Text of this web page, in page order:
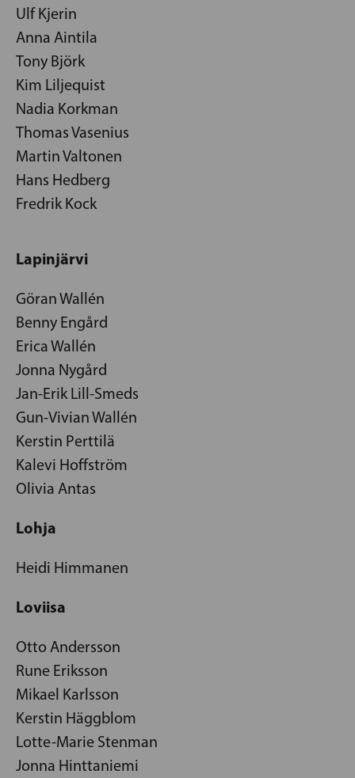
Ulf Kjerin
Anna Aintila
Tony Björk
Kim Liljequist
Nadia Korkman
Thomas Vasenius
Martin Valtonen
Hans Hedberg
Fredrik Kock
Lapinjärvi
Göran Wallén
Benny Engård
Erica Wallén
Jonna Nygård
Jan-Erik Lill-Smeds
Gun-Vivian Wallén
Kerstin Perttilä
Kalevi Hoffström
Olivia Antas
Lohja
Heidi Himmanen
Loviisa
Otto Andersson
Rune Eriksson
Mikael Karlsson
Kerstin Häggblom
Lotte-Marie Stenman
Jonna Hinttaniemi